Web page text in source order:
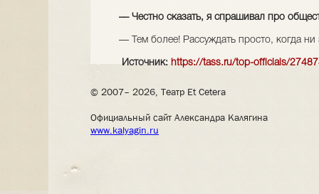
–– Честно сказать, я спрашивал про
–– Тем более! Рассуждать просто, когда
Источник: https://tass.ru/top-officials/
© 2007– 2026, Театр Et Cetera
Официальный сайт Александра Калягина
www.kalyagin.ru